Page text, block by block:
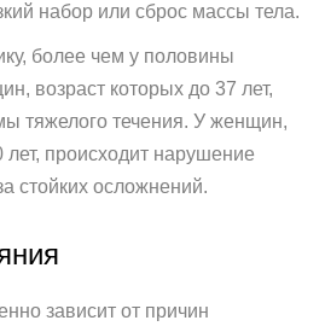
набор или сброс массы тела.
более чем у половины
возраст которых до 37 лет,
тяжелого течения. У женщин,
лет, происходит нарушение
стойких осложнений.
зависит от причин